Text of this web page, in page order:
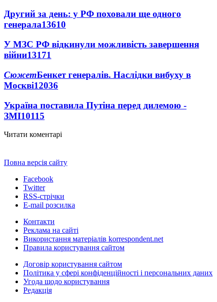
Другий за день: у РФ поховали ще одного
генерала13610
У МЗС РФ відкинули можливість завершення
війни13171
СюжетБенкет генералів. Наслідки вибуху в
Москві12036
Україна поставила Путіна перед дилемою -
ЗМІ10115
Читати коментарі
Повна версія сайту
Facebook
Twitter
RSS-стрічки
E-mail розсилка
Контакти
Реклама на сайті
Використання матеріалів korrespondent.net
Правила користування сайтом
Договір користування сайтом
Політика у сфері конфіденційності і персональних даних
Угода щодо користування
Редакція